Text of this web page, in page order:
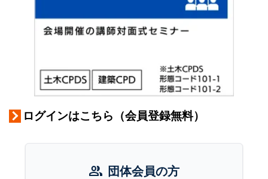
ログインはこちら（会員登録無料）
group 団体会員の方